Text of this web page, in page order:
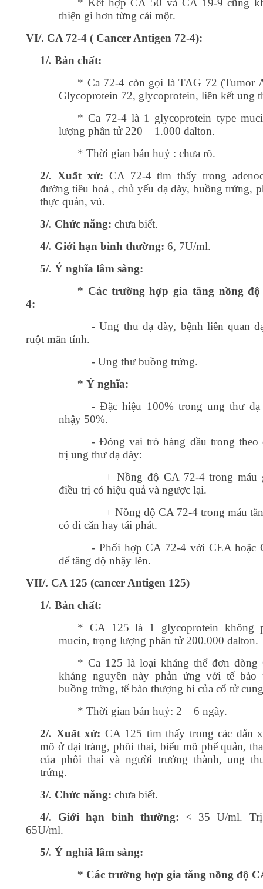
* Kết hợp CA 50 và CA 19-9 cũng
thiện gì hơn từng cái một.
VI/. CA 72-4 ( Cancer Antigen 72-4):
1/. Bản chất:
* Ca 72-4 còn gọi là TAG 72 (Tumor
Glycoprotein 72, glycoprotein, liên kết ung
* Ca 72-4 là 1 glycoprotein type
lượng phân tử 220 – 1.000 dalton.
* Thời gian bán huỷ : chưa rõ.
2/. Xuất xứ: CA 72-4 tìm thấy trong
đường tiêu hoá , chủ yếu dạ dày, buồng trứng,
thực quản, vú.
3/. Chức năng: chưa biết.
4/. Giới hạn bình thường: 6, 7U/ml.
5/. Ý nghĩa lâm sàng:
* Các trường hợp gia tăng nồng độ
4:
- Ung thu dạ dày, bệnh liên quan
ruột mãn tính.
- Ung thư buồng trứng.
* Ý nghĩa:
- Đặc hiệu 100% trong ung thư
nhậy 50%.
- Đóng vai trò hàng đầu trong theo
trị ung thư dạ dày:
+ Nồng độ CA 72-4 trong máu
điều trị có hiệu quả và ngược lại.
+ Nồng độ CA 72-4 trong máu
có di căn hay tái phát.
- Phối hợp CA 72-4 với CEA hoặc
để tăng độ nhậy lên.
VII/. CA 125 (cancer Antigen 125)
1/. Bản chất:
* CA 125 là 1 glycoprotein không
mucin, trọng lượng phân tử 200.000 dalton.
* Ca 125 là loại kháng thể đơn dòng
kháng nguyên này phản ứng với tế bào
buồng trứng, tế bào thượng bì của cổ tử
* Thời gian bán huỷ: 2 – 6 ngày.
2/. Xuất xứ: CA 125 tìm thấy trong các dẫn
mô ở đại tràng, phôi thai, biểu mô phế quản,
của phôi thai và người trưởng thành, ung
trứng.
3/. Chức năng: chưa biết.
4/. Giới hạn bình thường: < 35 U/ml.
65U/ml.
5/. Ý nghiã lâm sàng:
* Các trường hợp gia tăng nồng độ